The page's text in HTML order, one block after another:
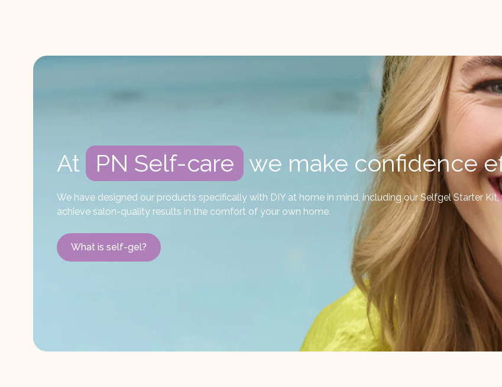
At PN Self-care we make confidence
We have designed our products specifically with DIY at home in mind, including our Selfgel Starter
achieve salon-quality results in the comfort of your own home.
What is self-gel?